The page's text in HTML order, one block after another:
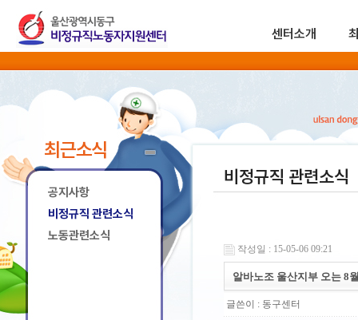
센터소개
최근소식
공지사항
비정규직 관련소식
노동관련소식
비정규직 관련소식
작성일 : 15-05-06 09:21
알바노조 울산지부 오는 8
글쓴이 : 동구센터